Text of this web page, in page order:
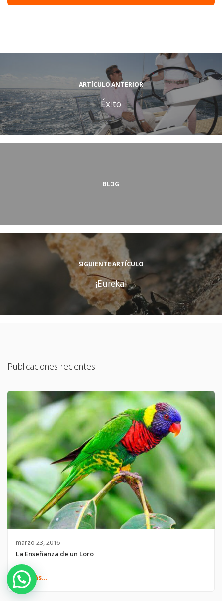
ARTÍCULO ANTERIOR
Éxito
BLOG
SIGUIENTE ARTÍCULO
¡Eureka!
Publicaciones recientes
marzo 23, 2016
La Enseñanza de un Loro
Ver más...